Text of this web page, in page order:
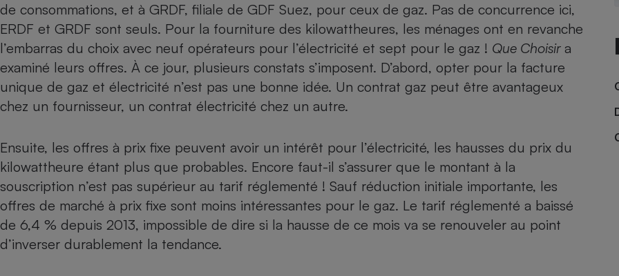
de consommations, et à GRDF, filiale de GDF Suez, pour ceux de gaz. Pas de concurrence ici,
ERDF et GRDF sont seuls. Pour la fourniture des kilowattheures, les ménages ont en revanche
l’embarras du choix avec neuf opérateurs pour l’électricité et sept pour le gaz ! Que Choisir a
examiné leurs offres. À ce jour, plusieurs constats s’imposent. D’abord, opter pour la facture
unique de gaz et électricité n’est pas une bonne idée. Un contrat gaz peut être avantageux
chez un fournisseur, un contrat électricité chez un autre.
Ensuite, les offres à prix fixe peuvent avoir un intérêt pour l’électricité, les hausses du prix du
kilowattheure étant plus que probables. Encore faut-il s’assurer que le montant à la
souscription n’est pas supérieur au tarif réglementé ! Sauf réduction initiale importante, les
offres de marché à prix fixe sont moins intéressantes pour le gaz. Le tarif réglementé a baissé
de 6,4 % depuis 2013, impossible de dire si la hausse de ce mois va se renouveler au point
d’inverser durablement la tendance.
Plaque de cuisson à
induction
Four encastrable
Climatiseur -
Ventilateur
Aspirateur
Téléphone mobile -
Smartphone
Appareil photo
numérique
Antivirus
Climatiseur -